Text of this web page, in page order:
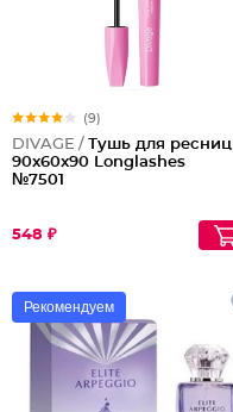
(9)
DIVAGE / Тушь для ресниц
90x60x90 Longlashes
№7501
548 ₽
Рекомендуем